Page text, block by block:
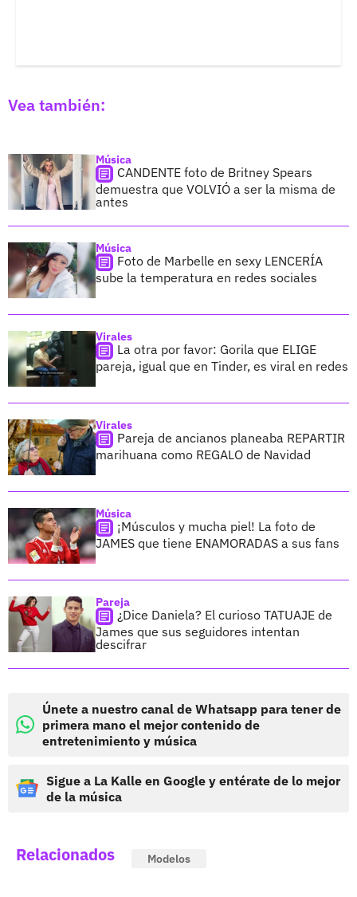
Vea también:
Música
CANDENTE foto de Britney Spears
demuestra que VOLVIÓ a ser la misma de
antes
Música
Foto de Marbelle en sexy LENCERÍA
sube la temperatura en redes sociales
Virales
La otra por favor: Gorila que ELIGE
pareja, igual que en Tinder, es viral en redes
Virales
Pareja de ancianos planeaba REPARTIR
marihuana como REGALO de Navidad
Música
¡Músculos y mucha piel! La foto de
JAMES que tiene ENAMORADAS a sus fans
Pareja
¿Dice Daniela? El curioso TATUAJE de
James que sus seguidores intentan
descifrar
Únete a nuestro canal de Whatsapp para tener de
primera mano el mejor contenido de
entretenimiento y música
Sigue a La Kalle en Google y entérate de lo mejor
de la música
Relacionados Modelos